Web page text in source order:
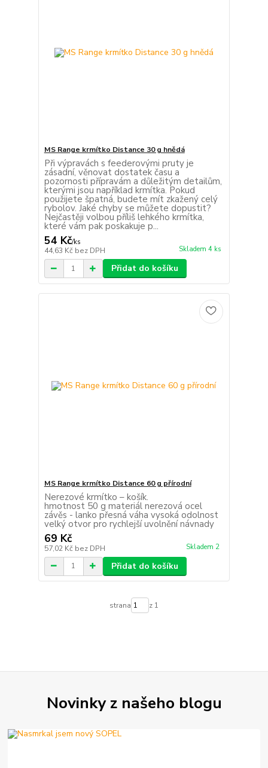
MS Range krmítko Distance 30 g hnědá
Při výpravách s feederovými pruty je
zásadní, věnovat dostatek času a
pozornosti přípravám a důležitým detailům,
kterými jsou například krmítka. Pokud
použijete špatná, budete mít zkažený celý
rybolov. Jaké chyby se můžete dopustit?
Nejčastěji volbou příliš lehkého krmítka,
které vám pak poskakuje p...
54 Kč/ks
44,63 Kč bez DPH Skladem 4 ks
Přidat do košíku
MS Range krmítko Distance 60 g přírodní
Nerezové krmítko – košík.
hmotnost 50 g materiál nerezová ocel
závěs - lanko přesná váha vysoká odolnost
velký otvor pro rychlejší uvolnění návnady
69 Kč
57,02 Kč bez DPH Skladem 2
Přidat do košíku
strana z 1
Novinky z našeho blogu